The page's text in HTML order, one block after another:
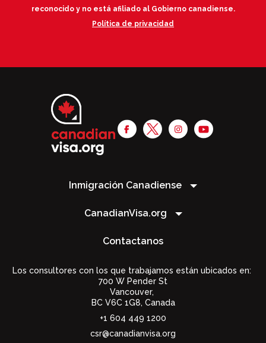
reconocido y no está afiliado al Gobierno canadiense.
Política de privacidad
Inmigración Canadiense
CanadianVisa.org
Contactanos
Los consultores con los que trabajamos están ubicados en:
700 W Pender St
Vancouver,
BC V6C 1G8, Canada
+1 604 449 1200
csr@canadianvisa.org